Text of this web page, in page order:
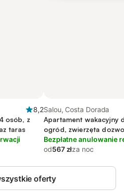
8,2
osób, z
taras
Salou, Costa Dorada
Apartament wakacyjny
ogród, zwierzęta
Bezpłatne anulowanie
od567 złza noc
oferty